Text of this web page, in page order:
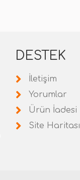
DESTEK
İletişim
Yorumlar
Ürün İadesi
Site Haritası